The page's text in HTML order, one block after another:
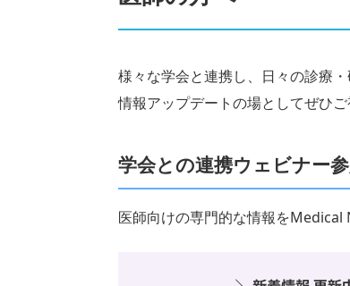
様々な学会と連携し、日々の診療
情報アップデートの場としてぜひご
学会との連携ウェビナー
医師向けの専門的な情報をMedical